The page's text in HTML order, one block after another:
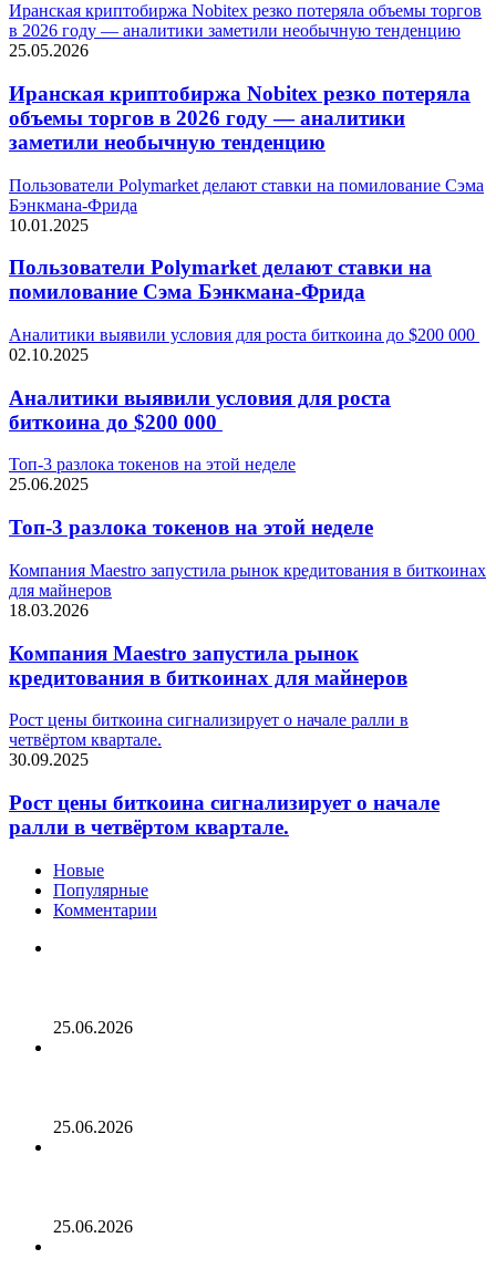
Иранская криптобиржа Nobitex резко потеряла объемы торгов
в 2026 году — аналитики заметили необычную тенденцию
25.05.2026
Иранская криптобиржа Nobitex резко потеряла
объемы торгов в 2026 году — аналитики
заметили необычную тенденцию
Пользователи Polymarket делают ставки на помилование Сэма
Бэнкмана-Фрида
10.01.2025
Пользователи Polymarket делают ставки на
помилование Сэма Бэнкмана-Фрида
Аналитики выявили условия для роста биткоина до $200 000
02.10.2025
Аналитики выявили условия для роста
биткоина до $200 000
Топ-3 разлока токенов на этой неделе
25.06.2025
Топ-3 разлока токенов на этой неделе
Компания Maestro запустила рынок кредитования в биткоинах
для майнеров
18.03.2026
Компания Maestro запустила рынок
кредитования в биткоинах для майнеров
Рост цены биткоина сигнализирует о начале ралли в
четвёртом квартале.
30.09.2025
Рост цены биткоина сигнализирует о начале
ралли в четвёртом квартале.
Новые
Популярные
Комментарии
25.06.2026
25.06.2026
25.06.2026